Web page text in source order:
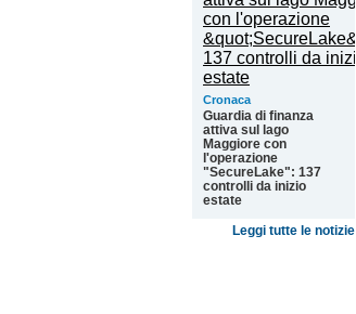
Cronaca
Guardia di finanza
attiva sul lago
Maggiore con
l'operazione
"SecureLake": 137
controlli da inizio
estate
Leggi tutte le notizie